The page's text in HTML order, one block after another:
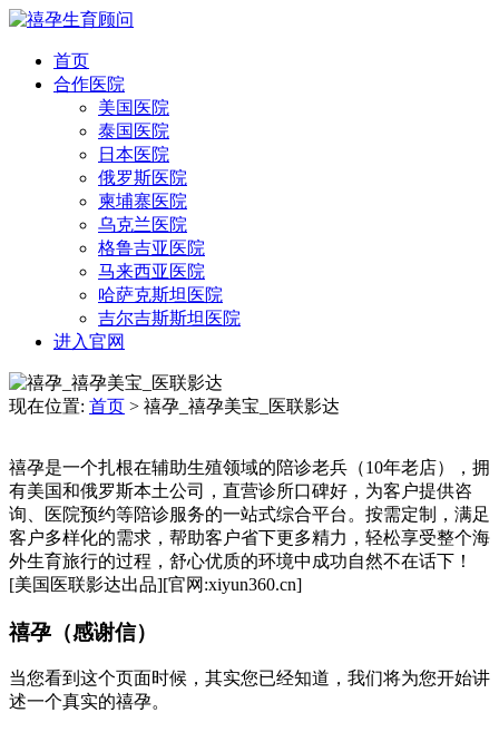
首页
合作医院
美国医院
泰国医院
日本医院
俄罗斯医院
柬埔寨医院
乌克兰医院
格鲁吉亚医院
马来西亚医院
哈萨克斯坦医院
吉尔吉斯斯坦医院
进入官网
现在位置: 首页 > 禧孕_禧孕美宝_医联影达
禧孕是一个扎根在辅助生殖领域的陪诊老兵（10年老店），拥
有美国和俄罗斯本土公司，直营诊所口碑好，为客户提供咨
询、医院预约等陪诊服务的一站式综合平台。按需定制，满足
客户多样化的需求，帮助客户省下更多精力，轻松享受整个海
外生育旅行的过程，舒心优质的环境中成功自然不在话下！
[美国医联影达出品][官网:xiyun360.cn]
禧孕（感谢信）
当您看到这个页面时候，其实您已经知道，我们将为您开始讲
述一个真实的禧孕。